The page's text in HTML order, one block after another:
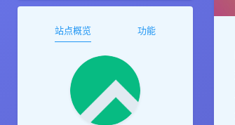
站点概览 功能